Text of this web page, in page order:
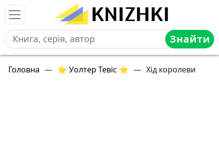
Знайти
Головна — ⭐ Уолтер Тевіс ⭐ — Хід королеви